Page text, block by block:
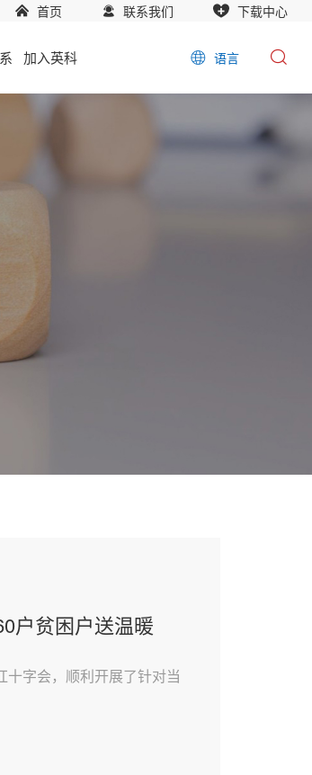
首页 联系我们 下载中心
语言
加入英科
金会驰援西藏日喀则地震